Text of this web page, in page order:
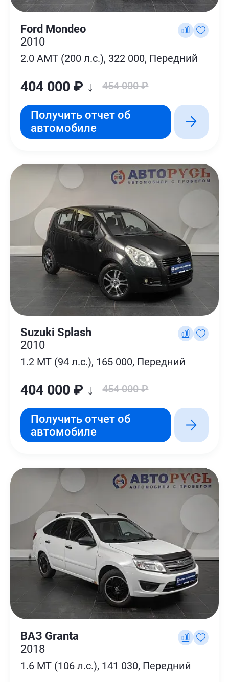
Ford Mondeo
2010
2.0 AMT (200 л.с.), 322 000, Передний
404 000 ₽ ↓ 454 000 ₽
Получить отчет об
автомобиле
Suzuki Splash
2010
1.2 MT (94 л.с.), 165 000, Передний
404 000 ₽ ↓ 454 000 ₽
Получить отчет об
автомобиле
ВАЗ Granta
2018
1.6 MT (106 л.с.), 141 030, Передний